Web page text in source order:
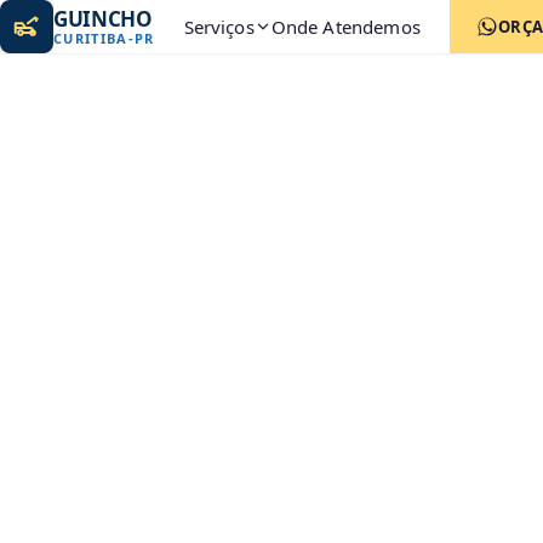
GUINCHO
CURITIBA-PR Serviços Onde Atendemos